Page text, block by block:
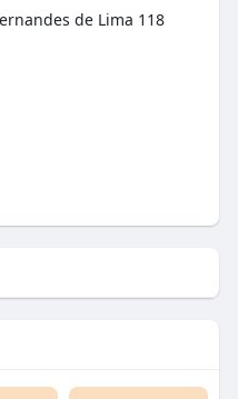
de Lima 118